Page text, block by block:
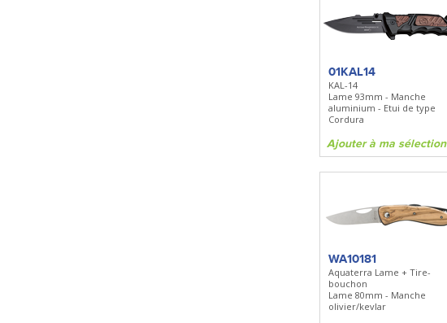
01KAL14
KAL-14
Lame 93mm - Manche
aluminium - Etui de type
Cordura
Ajouter à ma sélection
WA10181
Aquaterra Lame + Tire-
bouchon
Lame 80mm - Manche
olivier/kevlar